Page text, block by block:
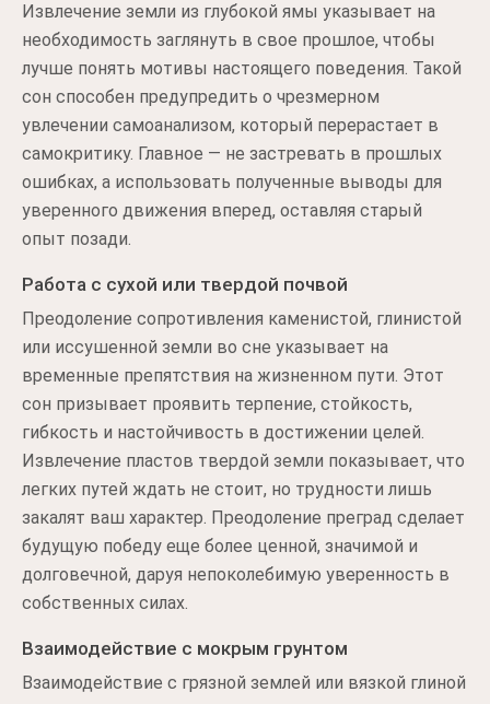
Извлечение земли из глубокой ямы указывает на
необходимость заглянуть в свое прошлое, чтобы
лучше понять мотивы настоящего поведения. Такой
сон способен предупредить о чрезмерном
увлечении самоанализом, который перерастает в
самокритику. Главное — не застревать в прошлых
ошибках, а использовать полученные выводы для
уверенного движения вперед, оставляя старый
опыт позади.
Работа с сухой или твердой почвой
Преодоление сопротивления каменистой, глинистой
или иссушенной земли во сне указывает на
временные препятствия на жизненном пути. Этот
сон призывает проявить терпение, стойкость,
гибкость и настойчивость в достижении целей.
Извлечение пластов твердой земли показывает, что
легких путей ждать не стоит, но трудности лишь
закалят ваш характер. Преодоление преград сделает
будущую победу еще более ценной, значимой и
долговечной, даруя непоколебимую уверенность в
собственных силах.
Взаимодействие с мокрым грунтом
Взаимодействие с грязной землей или вязкой глиной